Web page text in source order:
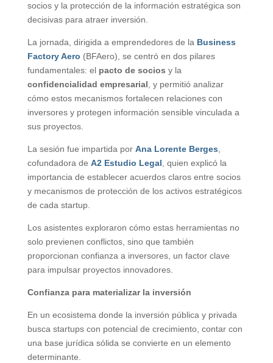
socios y la protección de la información estratégica son
decisivas para atraer inversión.
La jornada, dirigida a emprendedores de la Business
Factory Aero (BFAero), se centró en dos pilares
fundamentales: el pacto de socios y la
confidencialidad empresarial, y permitió analizar
cómo estos mecanismos fortalecen relaciones con
inversores y protegen información sensible vinculada a
sus proyectos.
La sesión fue impartida por Ana Lorente Berges,
cofundadora de A2 Estudio Legal, quien explicó la
importancia de establecer acuerdos claros entre socios
y mecanismos de protección de los activos estratégicos
de cada startup.
Los asistentes exploraron cómo estas herramientas no
solo previenen conflictos, sino que también
proporcionan confianza a inversores, un factor clave
para impulsar proyectos innovadores.
Confianza para materializar la inversión
En un ecosistema donde la inversión pública y privada
busca startups con potencial de crecimiento, contar con
una base jurídica sólida se convierte en un elemento
determinante.